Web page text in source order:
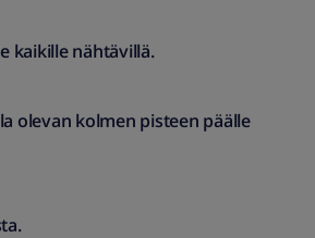
kaikille nähtävillä.
olevan kolmen pisteen päälle